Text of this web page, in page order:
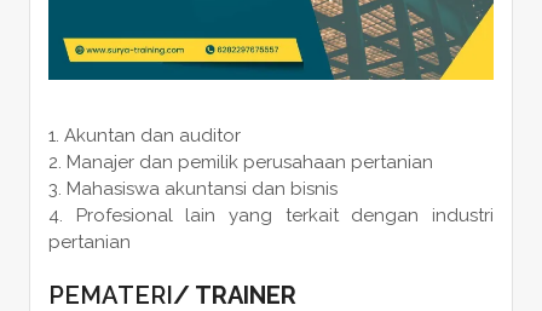
Akuntan dan auditor
Manajer dan pemilik perusahaan pertanian
Mahasiswa akuntansi dan bisnis
Profesional lain yang terkait dengan industri
pertanian
PEMATERI/ TRAINER